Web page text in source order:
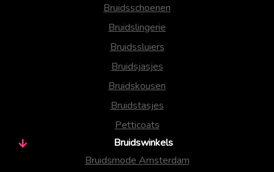
Bruidsschoenen
Bruidslingerie
Bruidssluiers
Bruidsjasjes
Bruidskousen
Bruidstasjes
Petticoats
Bruidswinkels
Bruidsmode Amsterdam